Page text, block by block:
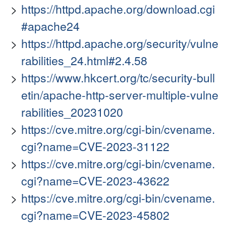
https://httpd.apache.org/download.cgi
#apache24
https://httpd.apache.org/security/vulne
rabilities_24.html#2.4.58
https://www.hkcert.org/tc/security-bull
etin/apache-http-server-multiple-vulne
rabilities_20231020
https://cve.mitre.org/cgi-bin/cvename.
cgi?name=CVE-2023-31122
https://cve.mitre.org/cgi-bin/cvename.
cgi?name=CVE-2023-43622
https://cve.mitre.org/cgi-bin/cvename.
cgi?name=CVE-2023-45802